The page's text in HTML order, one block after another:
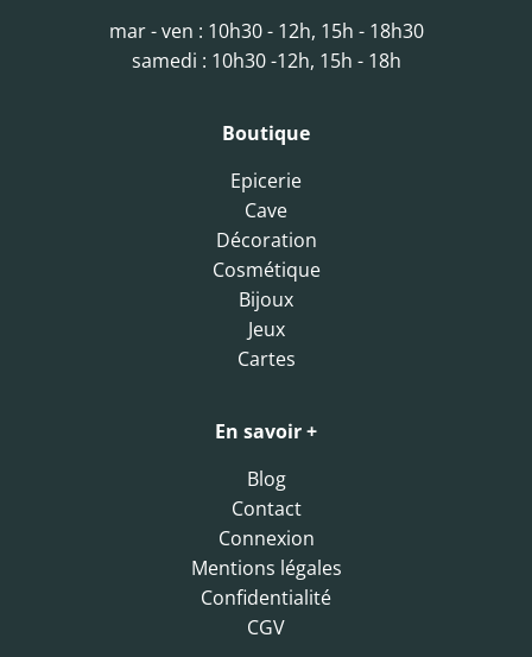
mar - ven : 10h30 - 12h, 15h - 18h30
samedi : 10h30 -12h, 15h - 18h
Boutique
Epicerie
Cave
Décoration
Cosmétique
Bijoux
Jeux
Cartes
En savoir +
Blog
Contact
Connexion
Mentions légales
Confidentialité
CGV